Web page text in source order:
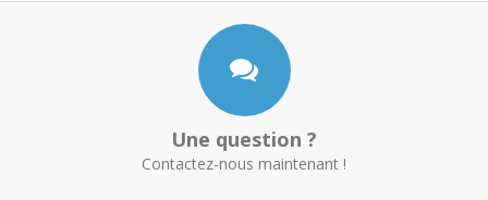
Une question ?
Contactez-nous maintenant !